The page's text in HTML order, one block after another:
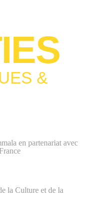
&
en partenariat avec
la Culture et de la